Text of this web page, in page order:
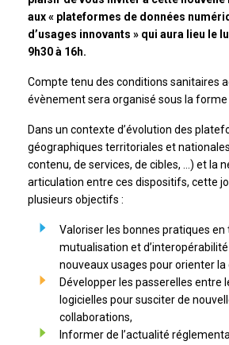
aux « plateformes de données
d’usages innovants » qui aura lieu le
9h30 à 16h.
Compte tenu des conditions sanitaires
évènement sera organisé sous la forme
Dans un contexte d’évolution des
géographiques territoriales et
contenu, de services, de cibles, …) et la
articulation entre ces dispositifs, cette
plusieurs objectifs :
Valoriser les bonnes pratiques en
mutualisation et
nouveaux usages pour orienter la
Développer les passerelles entre
logicielles pour susciter de
collaborations,
Informer de l’actualité